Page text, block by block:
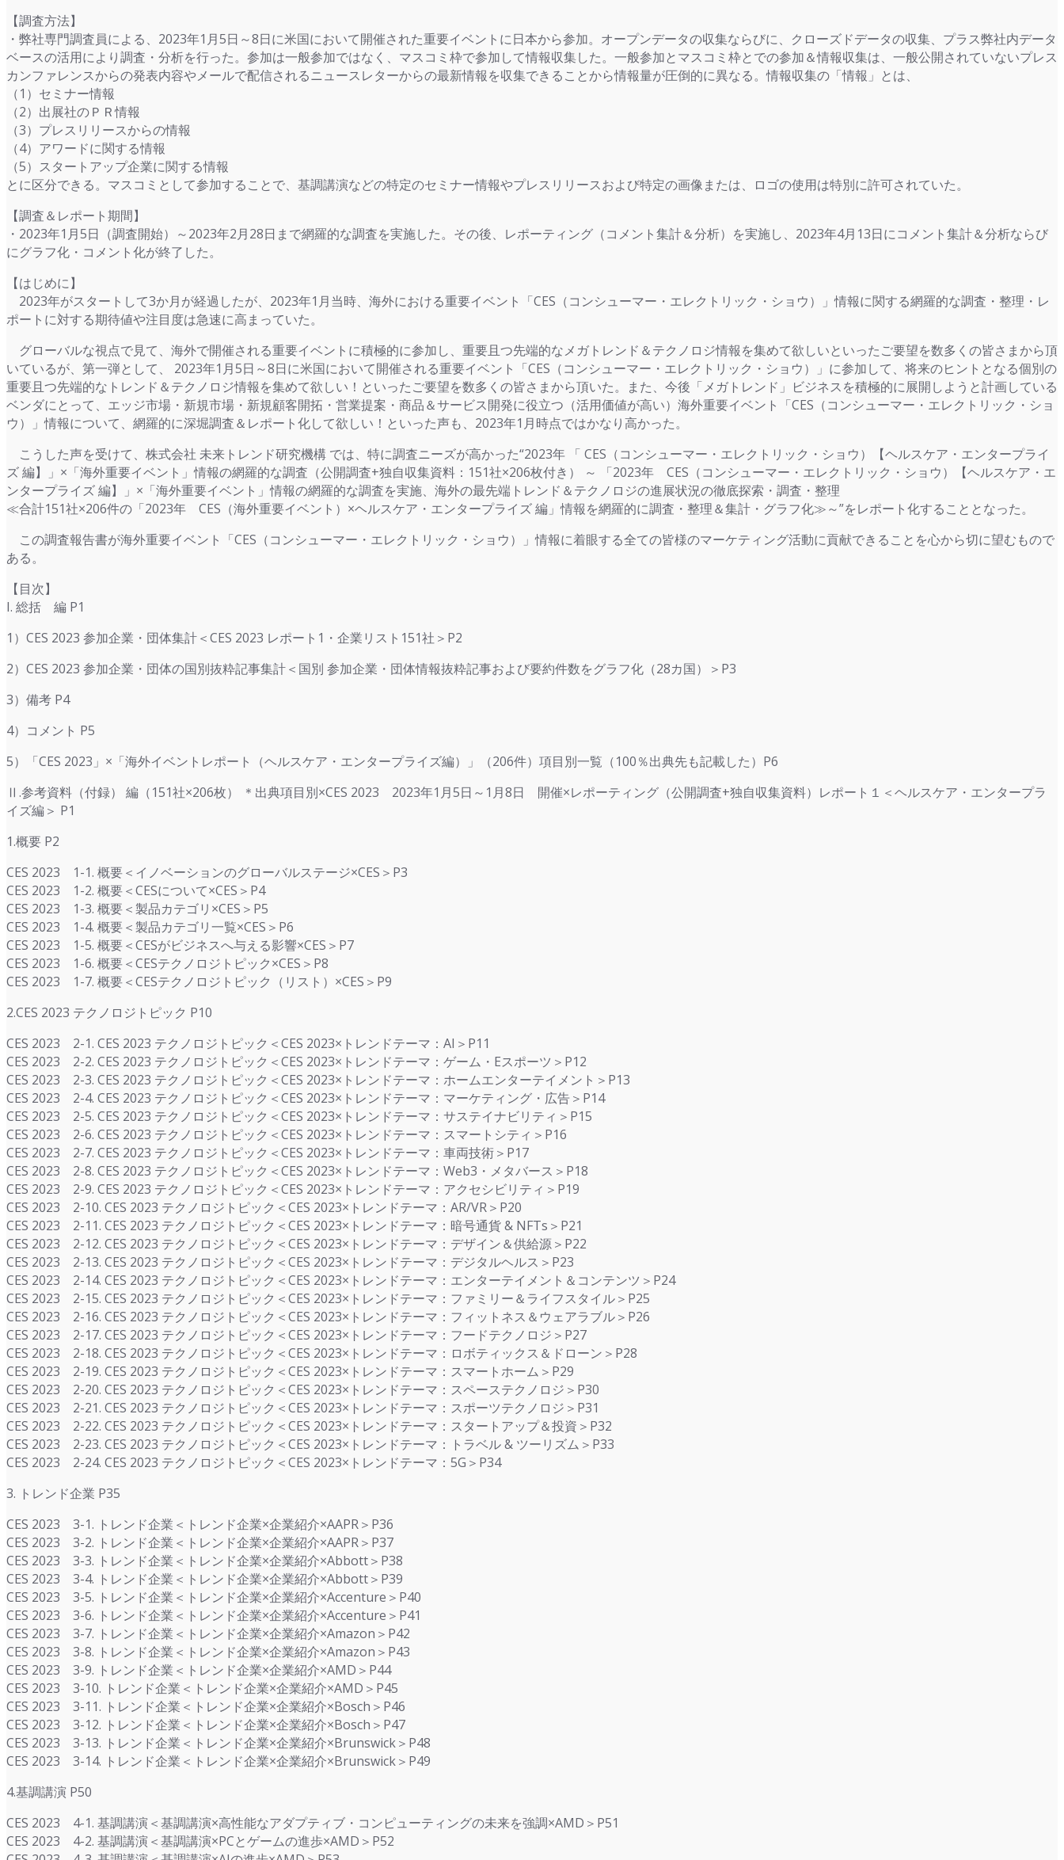
【調査方法】
・弊社専門調査員による、2023年1月5日～8日に米国において開催された重要イベントに日本から参加。オープンデータの収集ならびに、クローズドデータの収集、プラス弊社内データ
ベースの活用により調査・分析を行った。参加は一般参加ではなく、マスコミ枠で参加して情報収集した。一般参加とマスコミ枠とでの参加＆情報収集は、一般公開されていないプレス
カンファレンスからの発表内容やメールで配信されるニュースレターからの最新情報を収集できることから情報量が圧倒的に異なる。情報収集の「情報」とは、
（1）セミナー情報
（2）出展社のＰＲ情報
（3）プレスリリースからの情報
（4）アワードに関する情報
（5）スタートアップ企業に関する情報
とに区分できる。マスコミとして参加することで、基調講演などの特定のセミナー情報やプレスリリースおよび特定の画像または、ロゴの使用は特別に許可されていた。
【調査＆レポート期間】
・2023年1月5日（調査開始）～2023年2月28日まで網羅的な調査を実施した。その後、レポーティング（コメント集計＆分析）を実施し、2023年4月13日にコメント集計＆分析ならび
にグラフ化・コメント化が終了した。
【はじめに】
2023年がスタートして3か月が経過したが、2023年1月当時、海外における重要イベント「CES（コンシューマー・エレクトリック・ショウ）」情報に関する網羅的な調査・整理・レ
ポートに対する期待値や注目度は急速に高まっていた。
グローバルな視点で見て、海外で開催される重要イベントに積極的に参加し、重要且つ先端的なメガトレンド＆テクノロジ情報を集めて欲しいといったご要望を数多くの皆さまから頂
いているが、第一弾として、 2023年1月5日～8日に米国において開催される重要イベント「CES（コンシューマー・エレクトリック・ショウ）」に参加して、将来のヒントとなる個別の
重要且つ先端的なトレンド＆テクノロジ情報を集めて欲しい！といったご要望を数多くの皆さまから頂いた。また、今後「メガトレンド」ビジネスを積極的に展開しようと計画している
ベンダにとって、エッジ市場・新規市場・新規顧客開拓・営業提案・商品＆サービス開発に役立つ（活用価値が高い）海外重要イベント「CES（コンシューマー・エレクトリック・ショ
ウ）」情報について、網羅的に深堀調査＆レポート化して欲しい！といった声も、2023年1月時点ではかなり高かった。
こうした声を受けて、株式会社 未来トレンド研究機構 では、特に調査ニーズが高かった“2023年 「 CES（コンシューマー・エレクトリック・ショウ）【ヘルスケア・エンタープライ
ズ 編】」×「海外重要イベント」情報の網羅的な調査（公開調査+独自収集資料：151社×206枚付き） ～ 「2023年 CES（コンシューマー・エレクトリック・ショウ）【ヘルスケア・エ
ンタープライズ 編】」×「海外重要イベント」情報の網羅的な調査を実施、海外の最先端トレンド＆テクノロジの進展状況の徹底探索・調査・整理
≪合計151社×206件の「2023年 CES（海外重要イベント）×ヘルスケア・エンタープライズ 編」情報を網羅的に調査・整理＆集計・グラフ化≫～”をレポート化することとなった。
この調査報告書が海外重要イベント「CES（コンシューマー・エレクトリック・ショウ）」情報に着眼する全ての皆様のマーケティング活動に貢献できることを心から切に望むもので
ある。
【目次】
I. 総括 編 P1
1）CES 2023 参加企業・団体集計＜CES 2023 レポート1・企業リスト151社＞P2
2）CES 2023 参加企業・団体の国別抜粋記事集計＜国別 参加企業・団体情報抜粋記事および要約件数をグラフ化（28カ国）＞P3
3）備考 P4
4）コメント P5
5）「CES 2023」×「海外イベントレポート（ヘルスケア・エンタープライズ編）」（206件）項目別一覧（100％出典先も記載した）P6
Ⅱ.参考資料（付録） 編（151社×206枚） ＊出典項目別×CES 2023 2023年1月5日～1月8日 開催×レポーティング（公開調査+独自収集資料）レポート１＜ヘルスケア・エンタープラ
イズ編＞ P1
1.概要 P2
CES 2023 1-1. 概要＜イノベーションのグローバルステージ×CES＞P3
CES 2023 1-2. 概要＜CESについて×CES＞P4
CES 2023 1-3. 概要＜製品カテゴリ×CES＞P5
CES 2023 1-4. 概要＜製品カテゴリ一覧×CES＞P6
CES 2023 1-5. 概要＜CESがビジネスへ与える影響×CES＞P7
CES 2023 1-6. 概要＜CESテクノロジトピック×CES＞P8
CES 2023 1-7. 概要＜CESテクノロジトピック（リスト）×CES＞P9
2.CES 2023 テクノロジトピック P10
CES 2023 2-1. CES 2023 テクノロジトピック＜CES 2023×トレンドテーマ：AI＞P11
CES 2023 2-2. CES 2023 テクノロジトピック＜CES 2023×トレンドテーマ：ゲーム・Eスポーツ＞P12
CES 2023 2-3. CES 2023 テクノロジトピック＜CES 2023×トレンドテーマ：ホームエンターテイメント＞P13
CES 2023 2-4. CES 2023 テクノロジトピック＜CES 2023×トレンドテーマ：マーケティング・広告＞P14
CES 2023 2-5. CES 2023 テクノロジトピック＜CES 2023×トレンドテーマ：サステイナビリティ＞P15
CES 2023 2-6. CES 2023 テクノロジトピック＜CES 2023×トレンドテーマ：スマートシティ＞P16
CES 2023 2-7. CES 2023 テクノロジトピック＜CES 2023×トレンドテーマ：車両技術＞P17
CES 2023 2-8. CES 2023 テクノロジトピック＜CES 2023×トレンドテーマ：Web3・メタバース＞P18
CES 2023 2-9. CES 2023 テクノロジトピック＜CES 2023×トレンドテーマ：アクセシビリティ＞P19
CES 2023 2-10. CES 2023 テクノロジトピック＜CES 2023×トレンドテーマ：AR/VR＞P20
CES 2023 2-11. CES 2023 テクノロジトピック＜CES 2023×トレンドテーマ：暗号通貨 & NFTs＞P21
CES 2023 2-12. CES 2023 テクノロジトピック＜CES 2023×トレンドテーマ：デザイン＆供給源＞P22
CES 2023 2-13. CES 2023 テクノロジトピック＜CES 2023×トレンドテーマ：デジタルヘルス＞P23
CES 2023 2-14. CES 2023 テクノロジトピック＜CES 2023×トレンドテーマ：エンターテイメント＆コンテンツ＞P24
CES 2023 2-15. CES 2023 テクノロジトピック＜CES 2023×トレンドテーマ：ファミリー＆ライフスタイル＞P25
CES 2023 2-16. CES 2023 テクノロジトピック＜CES 2023×トレンドテーマ：フィットネス＆ウェアラブル＞P26
CES 2023 2-17. CES 2023 テクノロジトピック＜CES 2023×トレンドテーマ：フードテクノロジ＞P27
CES 2023 2-18. CES 2023 テクノロジトピック＜CES 2023×トレンドテーマ：ロボティックス＆ドローン＞P28
CES 2023 2-19. CES 2023 テクノロジトピック＜CES 2023×トレンドテーマ：スマートホーム＞P29
CES 2023 2-20. CES 2023 テクノロジトピック＜CES 2023×トレンドテーマ：スペーステクノロジ＞P30
CES 2023 2-21. CES 2023 テクノロジトピック＜CES 2023×トレンドテーマ：スポーツテクノロジ＞P31
CES 2023 2-22. CES 2023 テクノロジトピック＜CES 2023×トレンドテーマ：スタートアップ＆投資＞P32
CES 2023 2-23. CES 2023 テクノロジトピック＜CES 2023×トレンドテーマ：トラベル & ツーリズム＞P33
CES 2023 2-24. CES 2023 テクノロジトピック＜CES 2023×トレンドテーマ：5G＞P34
3. トレンド企業 P35
CES 2023 3-1. トレンド企業＜トレンド企業×企業紹介×AAPR＞P36
CES 2023 3-2. トレンド企業＜トレンド企業×企業紹介×AAPR＞P37
CES 2023 3-3. トレンド企業＜トレンド企業×企業紹介×Abbott＞P38
CES 2023 3-4. トレンド企業＜トレンド企業×企業紹介×Abbott＞P39
CES 2023 3-5. トレンド企業＜トレンド企業×企業紹介×Accenture＞P40
CES 2023 3-6. トレンド企業＜トレンド企業×企業紹介×Accenture＞P41
CES 2023 3-7. トレンド企業＜トレンド企業×企業紹介×Amazon＞P42
CES 2023 3-8. トレンド企業＜トレンド企業×企業紹介×Amazon＞P43
CES 2023 3-9. トレンド企業＜トレンド企業×企業紹介×AMD＞P44
CES 2023 3-10. トレンド企業＜トレンド企業×企業紹介×AMD＞P45
CES 2023 3-11. トレンド企業＜トレンド企業×企業紹介×Bosch＞P46
CES 2023 3-12. トレンド企業＜トレンド企業×企業紹介×Bosch＞P47
CES 2023 3-13. トレンド企業＜トレンド企業×企業紹介×Brunswick＞P48
CES 2023 3-14. トレンド企業＜トレンド企業×企業紹介×Brunswick＞P49
4.基調講演 P50
CES 2023 4-1. 基調講演＜基調講演×高性能なアダプティブ・コンピューティングの未来を強調×AMD＞P51
CES 2023 4-2. 基調講演＜基調講演×PCとゲームの進歩×AMD＞P52